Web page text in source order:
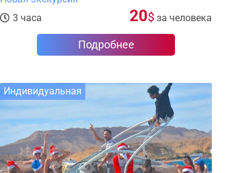
3 часа
20$ за человека
Подробнее
Индивидуальная